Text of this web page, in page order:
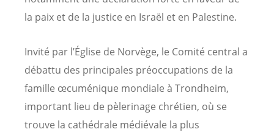
la paix et de la justice en Israël et en Palestine.
Invité par l’Église de Norvège, le Comité central a
débattu des principales préoccupations de la
famille œcuménique mondiale à Trondheim,
important lieu de pèlerinage chrétien, où se
trouve la cathédrale médiévale la plus